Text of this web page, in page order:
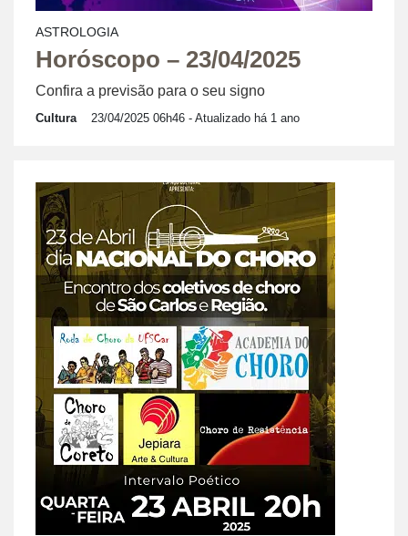
ASTROLOGIA
Horóscopo – 23/04/2025
Confira a previsão para o seu signo
Cultura 23/04/2025 06h46 - Atualizado há 1 ano